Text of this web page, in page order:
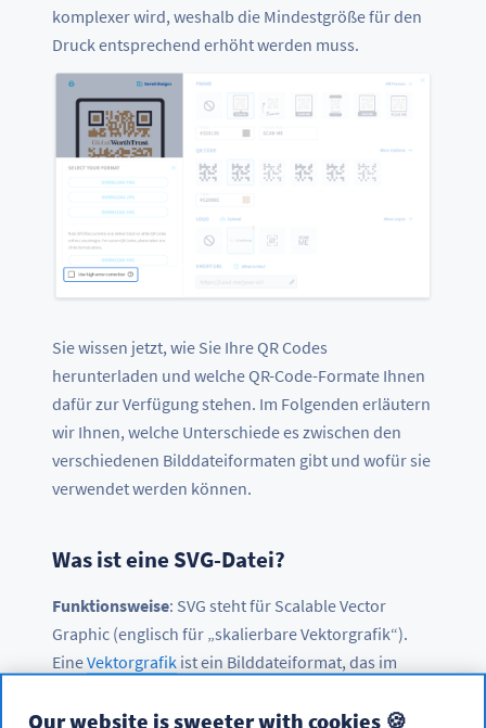
komplexer wird, weshalb die Mindestgröße für den
Druck entsprechend erhöht werden muss.
Sie wissen jetzt, wie Sie Ihre QR Codes
herunterladen und welche QR-Code-Formate Ihnen
dafür zur Verfügung stehen. Im Folgenden erläutern
wir Ihnen, welche Unterschiede es zwischen den
verschiedenen Bilddateiformaten gibt und wofür sie
verwendet werden können.
Was ist eine SVG-Datei?
Funktionsweise: SVG steht für Scalable Vector
Graphic (englisch für „skalierbare Vektorgrafik“).
EineVektorgrafik ist ein Bilddateiformat, das im
besteht. Es verwendet stattdessen Pfade, bei denen
Our website is sweeter with cookies 🍪